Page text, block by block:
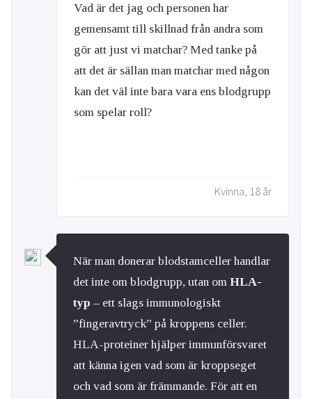
Vad är det jag och personen har
gemensamt till skillnad från andra som
gör att just vi matchar? Med tanke på
att det är sällan man matchar med någon
kan det väl inte bara vara ens blodgrupp
som spelar roll?
Kvinna, 18 år
När man donerar blodstamceller handlar
det inte om blodgrupp, utan om HLA-
typ – ett slags immunologiskt
”fingeravtryck” på kroppens celler.
HLA-proteiner hjälper immunförsvaret
att känna igen vad som är kroppseget
och vad som är främmande. För att en